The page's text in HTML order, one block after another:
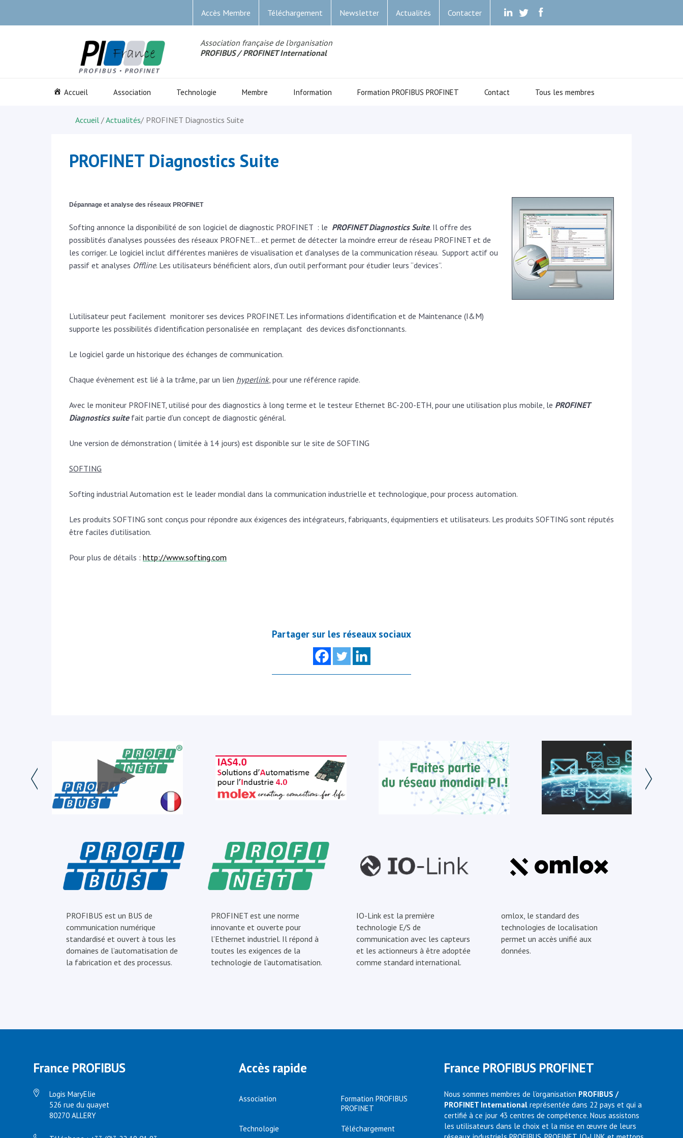
Accès Membre Téléchargement Newsletter Actualités Contacter . . .
Association française de l’organisation
PROFIBUS / PROFINET International
Accueil Association Technologie Membre Information Formation PROFIBUS PROFINET Contact Tous les membres
Accueil /Actualités/ PROFINET Diagnostics Suite
PROFINET Diagnostics Suite
Dépannage et analyse des réseaux PROFINET
Softing annonce la disponibilité de son logiciel de diagnostic PROFINET : le PROFINET Diagnostics Suite. Il offre des
possiblités d’analyses poussées des réseaux PROFNET… et permet de détecter la moindre erreur de réseau PROFINET et de
les corriger. Le logiciel inclut différentes manières de visualisation et d’analyses de la communication réseau. Support actif ou
passif et analyses Offline. Les utilisateurs bénéficient alors, d’un outil performant pour étudier leurs “devices”.
L’utilisateur peut facilement monitorer ses devices PROFINET. Les informations d’identification et de Maintenance (I&M)
supporte les possibilités d’identification personalisée en remplaçant des devices disfonctionnants.
Le logiciel garde un historique des échanges de communication.
Chaque évènement est lié à la trâme, par un lien hyperlink, pour une référence rapide.
Avec le moniteur PROFINET, utilisé pour des diagnostics à long terme et le testeur Ethernet BC-200-ETH, pour une utilisation plus mobile, le PROFINET
Diagnostics suitefait partie d’un concept de diagnostic général.
Une version de démonstration ( limitée à 14 jours) est disponible sur le site de SOFTING
SOFTING
Softing industrial Automation est le leader mondial dans la communication industrielle et technologique, pour process automation.
Les produits SOFTING sont conçus pour répondre aux éxigences des intégrateurs, fabriquants, équipmentiers et utilisateurs. Les produits SOFTING sont réputés
être faciles d’utilisation.
Pour plus de détails : http://www.softing.com
Partager sur les réseaux sociaux
PROFIBUS est un BUS de
communication numérique
standardisé et ouvert à tous les
domaines de l’automatisation de
la fabrication et des processus.
PROFINET est une norme
innovante et ouverte pour
l’Ethernet industriel. Il répond à
toutes les exigences de la
technologie de l’automatisation.
IO-Link est la première
technologie E/S de
communication avec les capteurs
et les actionneurs à être adoptée
comme standard international.
omlox, le standard des
technologies de localisation
permet un accès unifié aux
données.
France PROFIBUS
Logis MaryElie
526 rue du quayet
80270 ALLERY
Accès rapide
Association
Formation PROFIBUS
PROFINET
Technologie Téléchargement
France PROFIBUS PROFINET
Nous sommes membres de l’organisation PROFIBUS /
PROFINET Internationalreprésentée dans 22 pays et qui a
certifié à ce jour 43 centres de compétence. Nous assistons
les utilisateurs dans le choix et la mise en œuvre de leurs